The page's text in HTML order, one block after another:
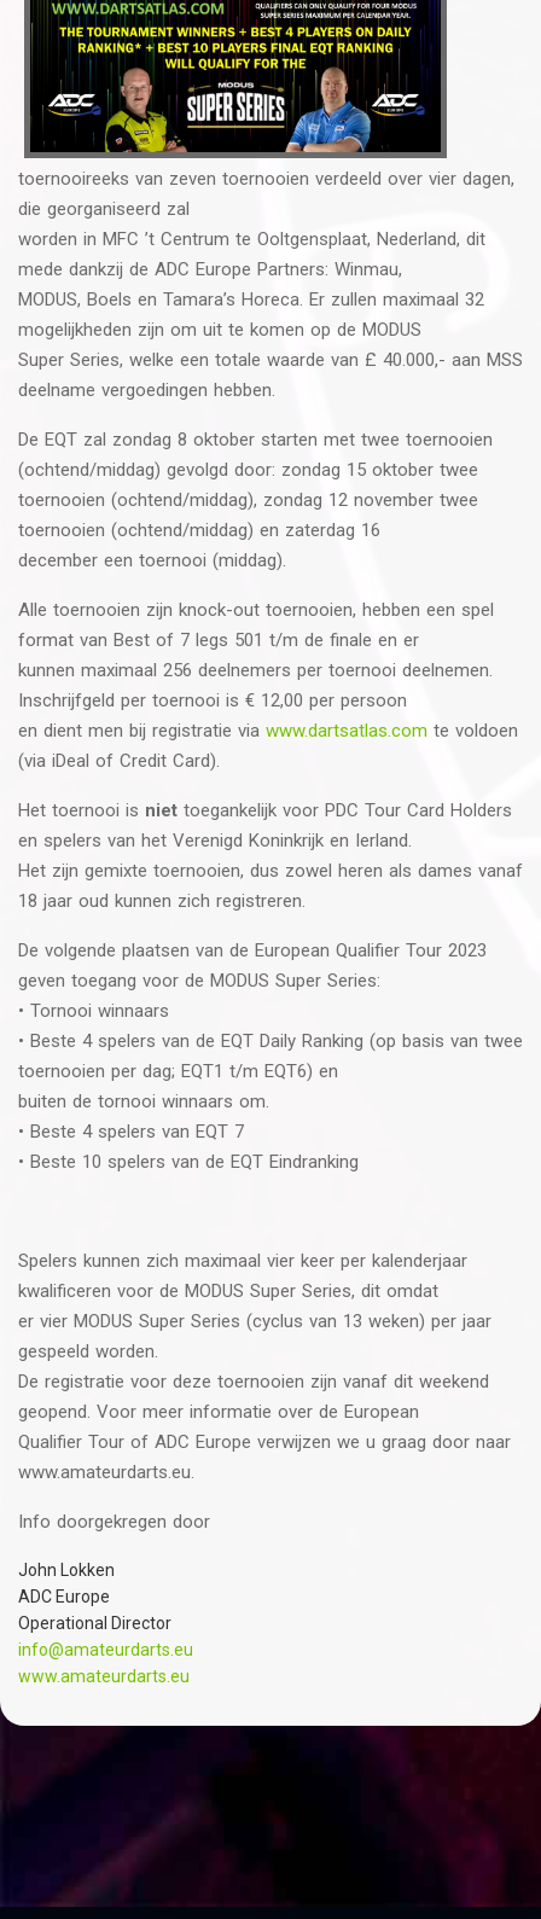
toernooireeks van zeven toernooien verdeeld over vier dagen,
die georganiseerd zal
worden in MFC ’t Centrum te Ooltgensplaat, Nederland, dit
mede dankzij de ADC Europe Partners: Winmau,
MODUS, Boels en Tamara’s Horeca. Er zullen maximaal 32
mogelijkheden zijn om uit te komen op de MODUS
Super Series, welke een totale waarde van £ 40.000,- aan MSS
deelname vergoedingen hebben.
De EQT zal zondag 8 oktober starten met twee toernooien
(ochtend/middag) gevolgd door: zondag 15 oktober twee
toernooien (ochtend/middag), zondag 12 november twee
toernooien (ochtend/middag) en zaterdag 16
december een toernooi (middag).
Alle toernooien zijn knock-out toernooien, hebben een spel
format van Best of 7 legs 501 t/m de finale en er
kunnen maximaal 256 deelnemers per toernooi deelnemen.
Inschrijfgeld per toernooi is € 12,00 per persoon
en dient men bij registratie via www.dartsatlas.com te voldoen
(via iDeal of Credit Card).
Het toernooi is niet toegankelijk voor PDC Tour Card Holders
en spelers van het Verenigd Koninkrijk en Ierland.
Het zijn gemixte toernooien, dus zowel heren als dames vanaf
18 jaar oud kunnen zich registreren.
De volgende plaatsen van de European Qualifier Tour 2023
geven toegang voor de MODUS Super Series:
• Tornooi winnaars
• Beste 4 spelers van de EQT Daily Ranking (op basis van twee
toernooien per dag; EQT1 t/m EQT6) en
buiten de tornooi winnaars om.
• Beste 4 spelers van EQT 7
• Beste 10 spelers van de EQT Eindranking
Spelers kunnen zich maximaal vier keer per kalenderjaar
kwalificeren voor de MODUS Super Series, dit omdat
er vier MODUS Super Series (cyclus van 13 weken) per jaar
gespeeld worden.
De registratie voor deze toernooien zijn vanaf dit weekend
geopend. Voor meer informatie over de European
Qualifier Tour of ADC Europe verwijzen we u graag door naar
www.amateurdarts.eu.
Info doorgekregen door
John Lokken
ADC Europe
Operational Director
info@amateurdarts.eu
www.amateurdarts.eu